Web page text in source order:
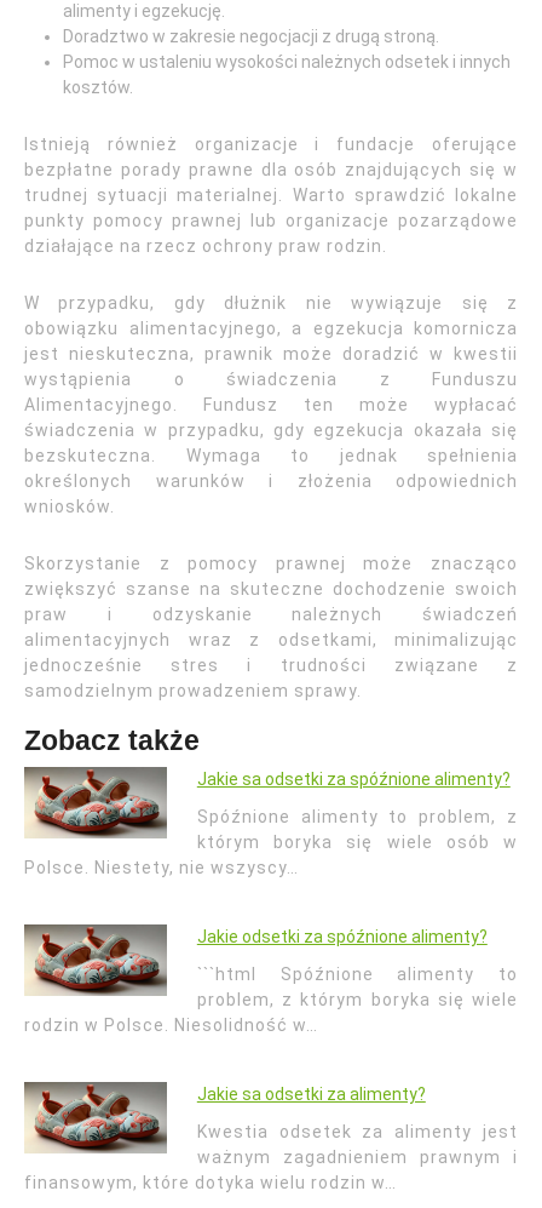
alimenty i egzekucję.
Doradztwo w zakresie negocjacji z drugą stroną.
Pomoc w ustaleniu wysokości należnych odsetek i innych
kosztów.
Istnieją również organizacje i fundacje oferujące
bezpłatne porady prawne dla osób znajdujących się w
trudnej sytuacji materialnej. Warto sprawdzić lokalne
punkty pomocy prawnej lub organizacje pozarządowe
działające na rzecz ochrony praw rodzin.
W przypadku, gdy dłużnik nie wywiązuje się z
obowiązku alimentacyjnego, a egzekucja komornicza
jest nieskuteczna, prawnik może doradzić w kwestii
wystąpienia o świadczenia z Funduszu
Alimentacyjnego. Fundusz ten może wypłacać
świadczenia w przypadku, gdy egzekucja okazała się
bezskuteczna. Wymaga to jednak spełnienia
określonych warunków i złożenia odpowiednich
wniosków.
Skorzystanie z pomocy prawnej może znacząco
zwiększyć szanse na skuteczne dochodzenie swoich
praw i odzyskanie należnych świadczeń
alimentacyjnych wraz z odsetkami, minimalizując
jednocześnie stres i trudności związane z
samodzielnym prowadzeniem sprawy.
Zobacz także
Jakie sa odsetki za spóźnione alimenty?
Spóźnione alimenty to problem, z
którym boryka się wiele osób w
Polsce. Niestety, nie wszyscy…
Jakie odsetki za spóźnione alimenty?
```html Spóźnione alimenty to
problem, z którym boryka się wiele
rodzin w Polsce. Niesolidność w…
Jakie sa odsetki za alimenty?
Kwestia odsetek za alimenty jest
ważnym zagadnieniem prawnym i
finansowym, które dotyka wielu rodzin w…